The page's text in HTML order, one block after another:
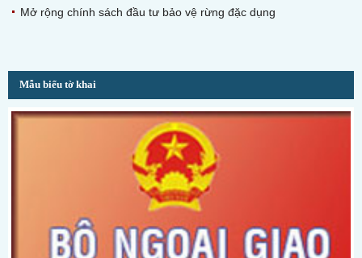
Mở rộng chính sách đầu tư bảo vệ rừng đặc dụng
Mẫu biểu tờ khai